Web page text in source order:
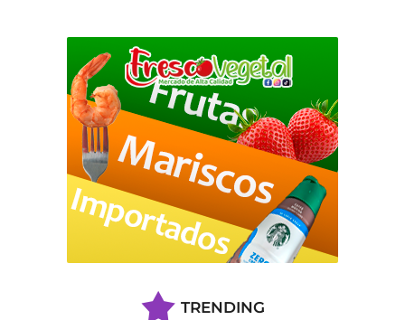
TRENDING